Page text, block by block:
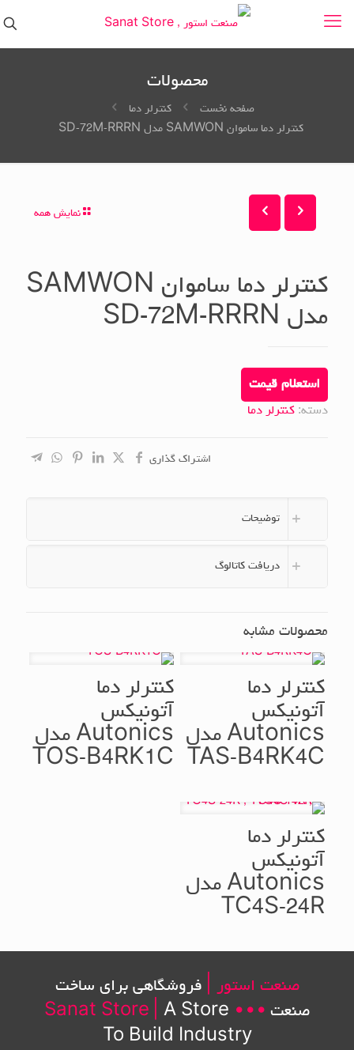
محصولات
صفحه نخست
کنترلر دما
کنترلر دما ساموان SAMWON مدل SD-72M-RRRN
نمایش همه
کنترلر دما ساموان SAMWON
مدل SD-72M-RRRN
استعلام قیمت
دسته: کنترلر دما
اشتراک گذاری
توضیحات
دریافت کاتالوگ
محصولات مشابه
کنترلر دما
آتونیکس
Autonics مدل
TAS-B4RK4C
کنترلر دما
آتونیکس
Autonics مدل
TOS-B4RK1C
کنترلر دما
آتونیکس
Autonics مدل
TC4S-24R
صنعت استور |
فروشگاهی برای ساخت
صنعت •••
Sanat Store
A Store
To Build Industry